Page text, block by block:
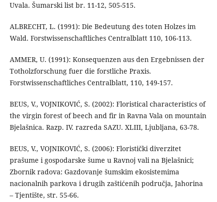
Uvala. Šumarski list br. 11-12, 505-515.
ALBRECHT, L. (1991): Die Bedeutung des toten Holzes im
Wald. Forstwissenschaftliches Centralblatt 110, 106-113.
AMMER, U. (1991): Konsequenzen aus den Ergebnissen der
Totholzforschung fuer die forstliche Praxis.
Forstwissenschaftliches Centralblatt, 110, 149-157.
BEUS, V., VOJNIKOVIĆ, S. (2002): Floristical characteristics of
the virgin forest of beech and fir in Ravna Vala on mountain
Bjelašnica. Razp. IV. razreda SAZU. XLIII, Ljubljana, 63-78.
BEUS, V., VOJNIKOVIĆ, S. (2006): Floristički diverzitet
prašume i gospodarske šume u Ravnoj vali na Bjelašnici;
Zbornik radova: Gazdovanje šumskim ekosistemima
nacionalnih parkova i drugih zaštićenih područja, Jahorina
– Tjentište, str. 55-66.